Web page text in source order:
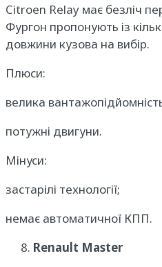
Citroen Relay має безліч
Фургон пропонують із
довжини кузова на вибір.
Плюси:
велика
потужні двигуни.
Мінуси:
застарілі технології;
немає автоматичної КПП.
Renault Master